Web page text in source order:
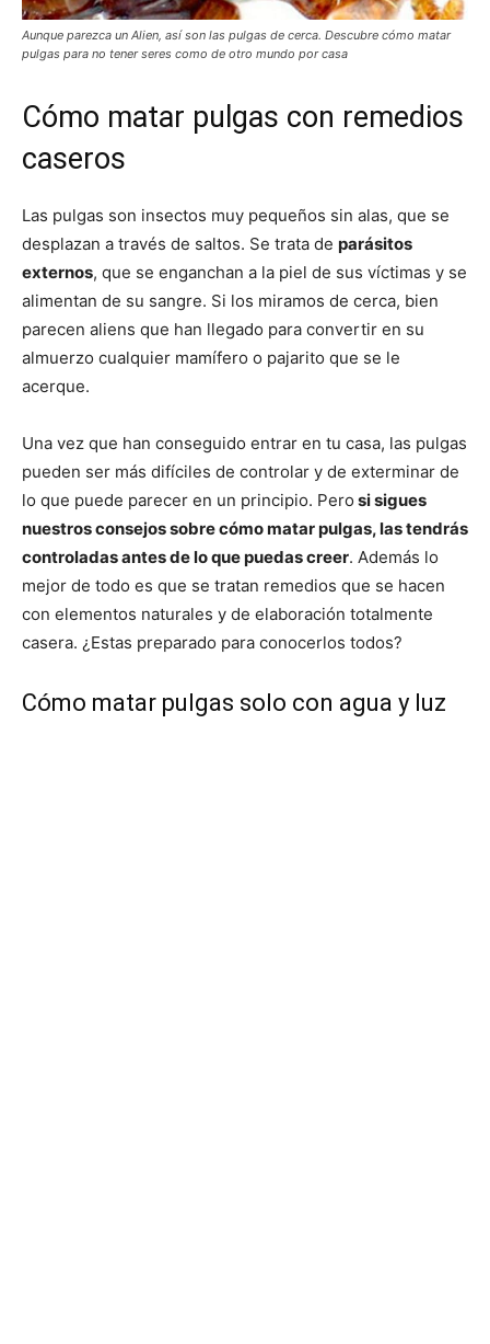
Aunque parezca un Alien, así son las pulgas de cerca. Descubre cómo matar
pulgas para no tener seres como de otro mundo por casa
Cómo matar pulgas con remedios
caseros
Las pulgas son insectos muy pequeños sin alas, que se
desplazan a través de saltos. Se trata de parásitos
externos, que se enganchan a la piel de sus víctimas y se
alimentan de su sangre. Si los miramos de cerca, bien
parecen aliens que han llegado para convertir en su
almuerzo cualquier mamífero o pajarito que se le
acerque.
Una vez que han conseguido entrar en tu casa, las pulgas
pueden ser más difíciles de controlar y de exterminar de
lo que puede parecer en un principio. Pero si sigues
nuestros consejos sobre cómo matar pulgas, las tendrás
controladas antes de lo que puedas creer. Además lo
mejor de todo es que se tratan remedios que se hacen
con elementos naturales y de elaboración totalmente
casera. ¿Estas preparado para conocerlos todos?
Cómo matar pulgas solo con agua y luz